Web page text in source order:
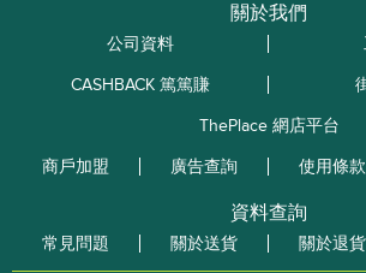
關於我們
公司資料
CASHBACK 篤篤賺
ThePlace 網店平台
商戶加盟
廣告查詢 使用條款
資料查詢
常見問題 關於送貨 關於退貨